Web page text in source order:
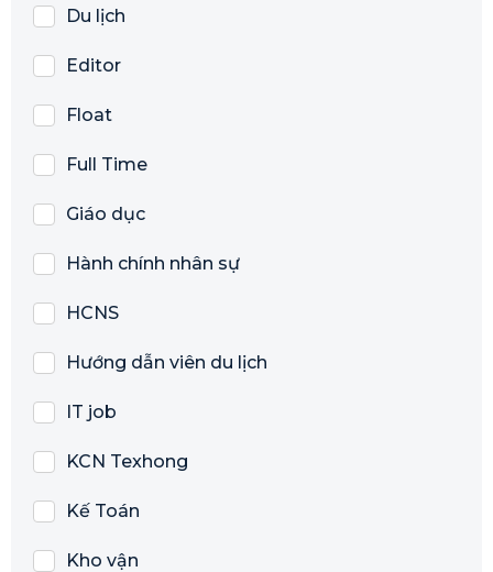
Du lịch
Editor
Float
Full Time
Giáo dục
Hành chính nhân sự
HCNS
Hướng dẫn viên du lịch
IT job
KCN Texhong
Kế Toán
Kho vận